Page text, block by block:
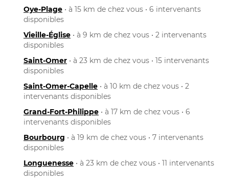
Oye-Plage • à 15 km de chez vous • 6 intervenants
disponibles
Vieille-Église • à 9 km de chez vous • 2 intervenants
disponibles
Saint-Omer • à 23 km de chez vous • 15 intervenants
disponibles
Saint-Omer-Capelle • à 10 km de chez vous • 2
intervenants disponibles
Grand-Fort-Philippe • à 17 km de chez vous • 6
intervenants disponibles
Bourbourg • à 19 km de chez vous • 7 intervenants
disponibles
Longuenesse • à 23 km de chez vous • 11 intervenants
disponibles